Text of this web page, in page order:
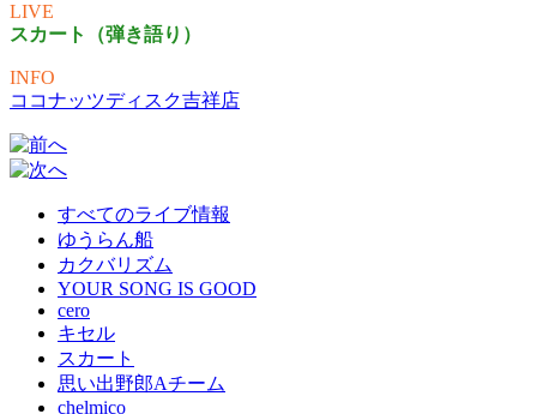
LIVE
スカート（弾き語り）
INFO
ココナッツディスク吉祥店
すべてのライブ情報
ゆうらん船
カクバリズム
YOUR SONG IS GOOD
cero
キセル
スカート
思い出野郎Aチーム
chelmico